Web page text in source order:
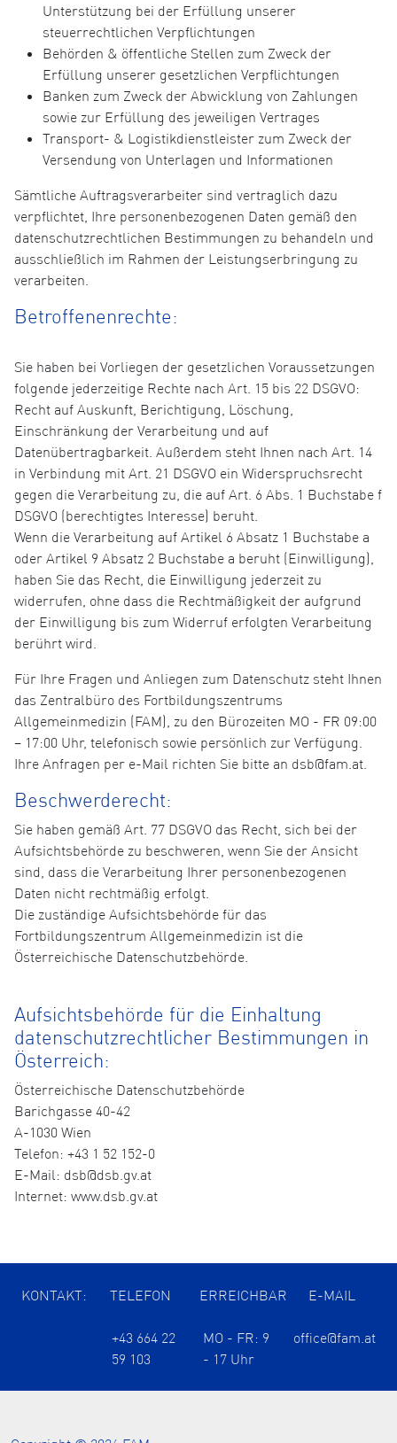
Unterstützung bei der Erfüllung unserer
steuerrechtlichen Verpflichtungen
Behörden & öffentliche Stellen zum Zweck der
Erfüllung unserer gesetzlichen Verpflichtungen
Banken zum Zweck der Abwicklung von Zahlungen
sowie zur Erfüllung des jeweiligen Vertrages
Transport- & Logistikdienstleister zum Zweck der
Versendung von Unterlagen und Informationen
Sämtliche Auftragsverarbeiter sind vertraglich dazu
verpflichtet, Ihre personenbezogenen Daten gemäß den
datenschutzrechtlichen Bestimmungen zu behandeln und
ausschließlich im Rahmen der Leistungserbringung zu
verarbeiten.
Betroffenenrechte:
Sie haben bei Vorliegen der gesetzlichen Voraussetzungen
folgende jederzeitige Rechte nach Art. 15 bis 22 DSGVO:
Recht auf Auskunft, Berichtigung, Löschung,
Einschränkung der Verarbeitung und auf
Datenübertragbarkeit. Außerdem steht Ihnen nach Art. 14
in Verbindung mit Art. 21 DSGVO ein Widerspruchsrecht
gegen die Verarbeitung zu, die auf Art. 6 Abs. 1 Buchstabe f
DSGVO (berechtigtes Interesse) beruht.
Wenn die Verarbeitung auf Artikel 6 Absatz 1 Buchstabe a
oder Artikel 9 Absatz 2 Buchstabe a beruht (Einwilligung),
haben Sie das Recht, die Einwilligung jederzeit zu
widerrufen, ohne dass die Rechtmäßigkeit der aufgrund
der Einwilligung bis zum Widerruf erfolgten Verarbeitung
berührt wird.
Für Ihre Fragen und Anliegen zum Datenschutz steht Ihnen
das Zentralbüro des Fortbildungszentrums
Allgemeinmedizin (FAM), zu den Bürozeiten MO - FR 09:00
– 17:00 Uhr, telefonisch sowie persönlich zur Verfügung.
Ihre Anfragen per e-Mail richten Sie bitte an dsb@fam.at.
Beschwerderecht:
Sie haben gemäß Art. 77 DSGVO das Recht, sich bei der
Aufsichtsbehörde zu beschweren, wenn Sie der Ansicht
sind, dass die Verarbeitung Ihrer personenbezogenen
Daten nicht rechtmäßig erfolgt.
Die zuständige Aufsichtsbehörde für das
Fortbildungszentrum Allgemeinmedizin ist die
Österreichische Datenschutzbehörde.
Aufsichtsbehörde für die Einhaltung
datenschutzrechtlicher Bestimmungen in
Österreich:
Österreichische Datenschutzbehörde
Barichgasse 40-42
A-1030 Wien
Telefon: +43 1 52 152-0
E-Mail: dsb@dsb.gv.at
Internet: www.dsb.gv.at
KONTAKT: TELEFON ERREICHBAR E-MAIL
+43 664 22
59 103
MO - FR: 9
- 17 Uhr
office@fam.at